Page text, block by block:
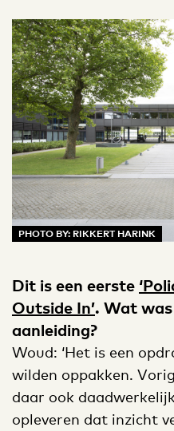
PHOTO BY: RIKKERT HARINK
Dit is een eerste
Outside In’. Wat
aanleiding?
Woud: ‘Het is een
wilden oppakken.
daar ook
opleveren dat inzicht